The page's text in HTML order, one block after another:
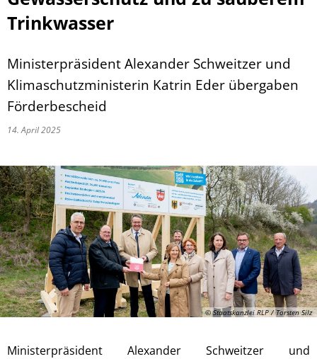
Trinkwasser
Ministerpräsident Alexander Schweitzer und
Klimaschutzministerin Katrin Eder übergaben
Förderbescheid
14. April 2025
© Staatskanzlei RLP / Torsten Silz
Ministerpräsident Alexander Schweitzer und